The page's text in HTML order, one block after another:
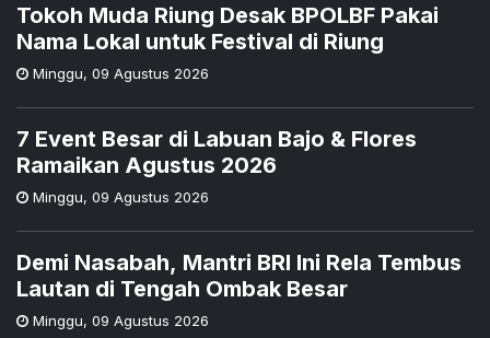
Tokoh Muda Riung Desak BPOLBF Pakai
Nama Lokal untuk Festival di Riung
Minggu, 09 Agustus 2026
7 Event Besar di Labuan Bajo & Flores
Ramaikan Agustus 2026
Minggu, 09 Agustus 2026
Demi Nasabah, Mantri BRI Ini Rela Tembus
Lautan di Tengah Ombak Besar
Minggu, 09 Agustus 2026